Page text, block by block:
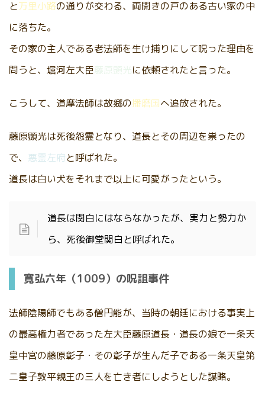
と万里小路の通りが交わる、両開きの戸のある古い家の中
に落ちた。
その家の主人である老法師を生け捕りにして呪った理由を
問うと、堀河左大臣
に依頼されたと言った。
こうして、道摩法師は故郷の播磨国へ追放された。
藤原顕光は死後怨霊となり、道長とその周辺を祟ったの
で、 悪霊左府と呼ばれた。
道長は白い犬をそれまで以上に可愛がったという。
道長は関白にはならなかったが、実力と勢力か
ら、死後御堂関白と呼ばれた。
寛弘六年（1009）の呪詛事件
法師陰陽師でもある僧円能が、当時の朝廷における事実上
の最高権力者であった左大臣藤原道長・道長の娘で一条天
皇中宮の藤原彰子・その彰子が生んだ子である一条天皇第
二皇子敦平親王の三人を亡き者にしようとした謀略。